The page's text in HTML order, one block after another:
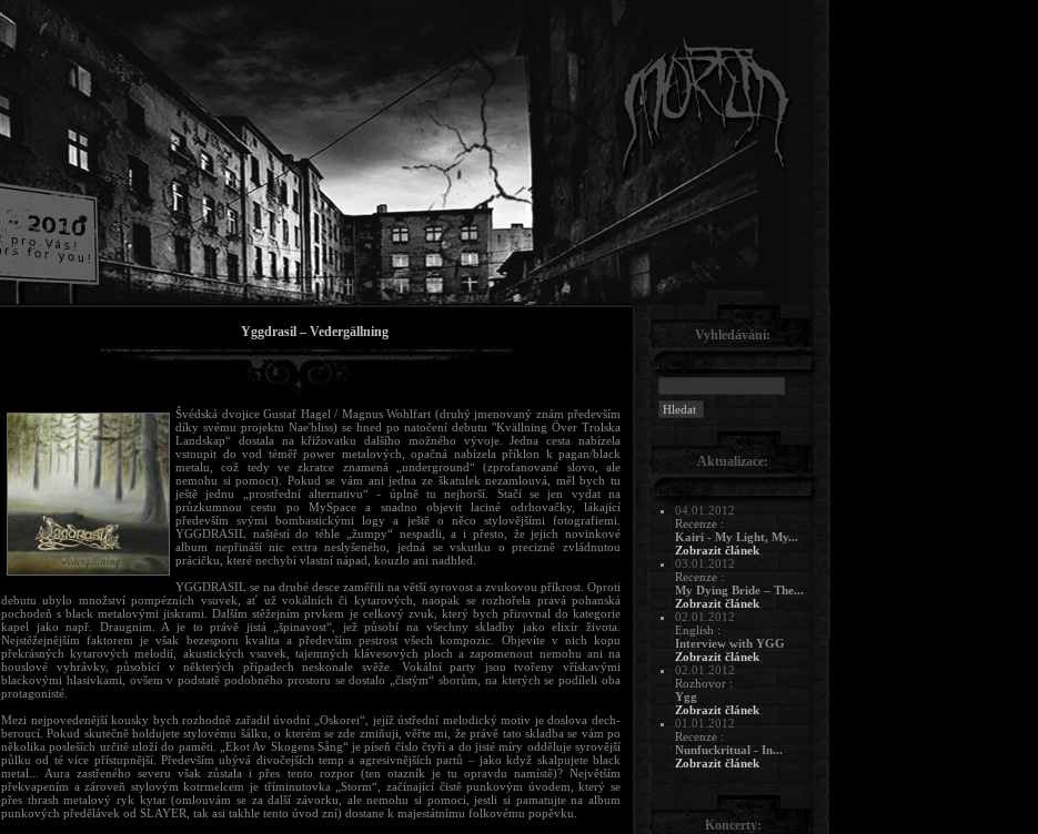
Yggdrasil – Vedergällning
Švédská dvojice Gustaf Hagel / Magnus Wohlfart (druhý jmenovaný znám především
díky svému projektu Nae'bliss) se hned po natočení debutu "Kvällning Över Trolska
Landskap“ dostala na křižovatku dalšího možného vývoje. Jedna cesta nabízela
vstoupit do vod téměř power metalových, opačná nabízela příklon k pagan/black
metalu, což tedy ve zkratce znamená „underground“ (zprofanované slovo, ale
nemohu si pomoci). Pokud se vám ani jedna ze škatulek nezamlouvá, měl bych tu
ještě jednu „prostřední alternativu“ - úplně tu nejhorší. Stačí se jen vydat na
průzkumnou cestu po MySpace a snadno objevit laciné odrhovačky, lákající
především svými bombastickými logy a ještě o něco stylovějšími fotografiemi.
YGGDRASIL naštěstí do téhle „žumpy“ nespadli, a i přesto, že jejich novinkové
album nepřináší nic extra neslyšeného, jedná se vskutku o precizně zvládnutou
prácičku, které nechybí vlastní nápad, kouzlo ani nadhled.
YGGDRASIL se na druhé desce zaměřili na větší syrovost a zvukovou příkrost. Oproti
debutu ubylo množství pompézních vsuvek, ať už vokálních či kytarových, naopak se rozhořela pravá pohanská
pochodeň s black metalovými jiskrami. Dalším stěžejním prvkem je celkový zvuk, který bych přirovnal do kategorie
kapel jako např. Draugnim. A je to právě jistá „špinavost“, jež působí na všechny skladby jako elixír života.
Nejstěžejnějším faktorem je však bezesporu kvalita a především pestrost všech kompozic. Objevíte v nich kopu
překrásných kytarových melodií, akustických vsuvek, tajemných klávesových ploch a zapomenout nemohu ani na
houslové vyhrávky, působící v některých případech neskonale svěže. Vokální party jsou tvořeny vřískavými
blackovými hlasivkami, ovšem v podstatě podobného prostoru se dostalo „čistým“ sborům, na kterých se podíleli oba
protagonisté.
Mezi nejpovedenější kousky bych rozhodně zařadil úvodní „Oskorei“, jejíž ústřední melodický motiv je doslova dech-
beroucí. Pokud skutečně holdujete stylovému šálku, o kterém se zde zmiňuji, věřte mi, že právě tato skladba se vám po
několika posleších určitě uloží do paměti. „Ekot Av Skogens Sång“ je píseň číslo čtyři a do jisté míry odděluje syrovější
půlku od té více přístupnější. Především ubývá divočejších temp a agresivnějších partů – jako když skalpujete black
metal... Aura zastřeného severu však zůstala i přes tento rozpor (ten otazník je tu opravdu namístě)? Největším
překvapením a zároveň stylovým kotrmelcem je tříminutovka „Storm“, začínající čistě punkovým úvodem, který se
přes thrash metalový ryk kytar (omlouvám se za další závorku, ale nemohu si pomoci, jestli si pamatujte na album
punkových předělávek od SLAYER, tak asi takhle tento úvod zní) dostane k majestátnímu folkovému popěvku.
Vyhledávání:
Aktualizace:
04.01.2012
Recenze :
Kairi - My Light, My...
Zobrazit článek
03.01.2012
Recenze :
My Dying Bride – The...
Zobrazit článek
02.01.2012
English :
Interview with YGG
Zobrazit článek
02.01.2012
Rozhovor :
Ygg
Zobrazit článek
01.01.2012
Recenze :
Nunfuckritual - In...
Zobrazit článek
Koncerty: